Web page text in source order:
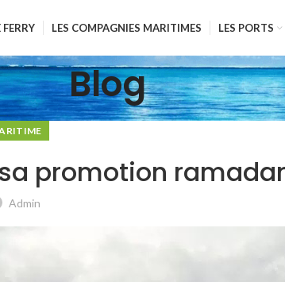
FERRY LES COMPAGNIES MARITIMES LES PORTS
Blog
promotion
Admin